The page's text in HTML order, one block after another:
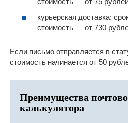
курьерская доставка:
стоимость — от 730
Если письмо отправляется в
стоимость начинается от 50
Преимущества
калькулятора